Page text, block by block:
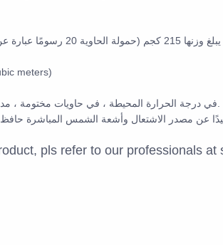
على منصة نقالة)
meters)
في درجة الحرارة المحيطة ، في حاويات مختومة ، مدة الصلاحية تصل إلى عام واحد.
pls refer to our professionals at